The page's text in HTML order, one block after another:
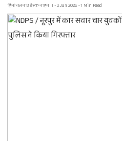
हिमांचलनाउ डेस्क नाहन II • 3 Jun 2026 • 1 Min Read